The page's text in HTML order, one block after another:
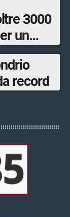
3000
un
record